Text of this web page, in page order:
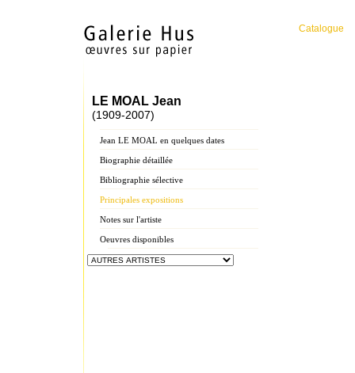
Catalogue
LE MOAL Jean
(1909-2007)
Jean LE MOAL en quelques dates
Biographie détaillée
Bibliographie sélective
Principales expositions
Notes sur l'artiste
Oeuvres disponibles